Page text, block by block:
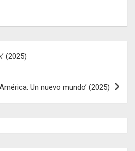
(2025)
Un nuevo mundo’ (2025)